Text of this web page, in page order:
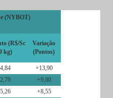
(NYBOT)
(R$/Sc
kg)
Variação
(Pontos)
+13,90
+9,80
+8,55